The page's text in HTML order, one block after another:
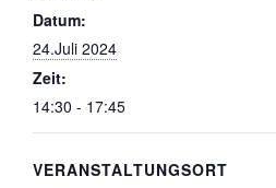
Datum:
24.Juli 2024
Zeit:
14:30 - 17:45
VERANSTALTUNGSORT